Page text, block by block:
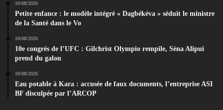
10/08/2026
Petite enfance : le modèle intégré « Dagbékéva » séduit le ministre
de la Santé dans le Vo
10/08/2026
10e congrès de l’UFC : Gilchrist Olympio rempile, Sèna Alipui
prend du galon
10/08/2026
Eau potable à Kara : accusée de faux documents, l’entreprise ASI
BF disculpée par l’ARCOP